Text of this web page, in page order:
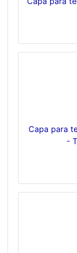
Capa para
-